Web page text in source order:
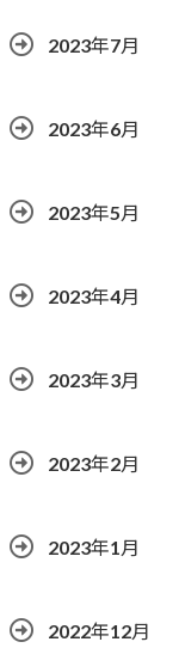
2023年7月
2023年6月
2023年5月
2023年4月
2023年3月
2023年2月
2023年1月
2022年12月